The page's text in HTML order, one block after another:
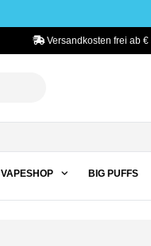
Versandkosten frei ab €
VAPESHOP BIG PUFFS